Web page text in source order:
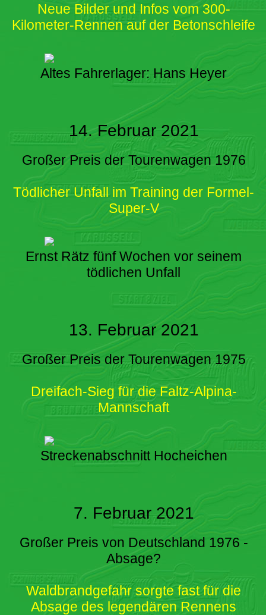
Neue Bilder und Infos vom 300-
Kilometer-Rennen auf der Betonschleife
Altes Fahrerlager: Hans Heyer
14. Februar 2021
Großer Preis der Tourenwagen 1976
Tödlicher Unfall im Training der Formel-
Super-V
Ernst Rätz fünf Wochen vor seinem
tödlichen Unfall
13. Februar 2021
Großer Preis der Tourenwagen 1975
Dreifach-Sieg für die Faltz-Alpina-
Mannschaft
Streckenabschnitt Hocheichen
7. Februar 2021
Großer Preis von Deutschland 1976 -
Absage?
Waldbrandgefahr sorgte fast für die
Absage des legendären Rennens